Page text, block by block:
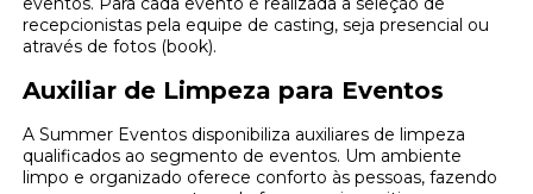
recepcionistas pela equipe de casting, seja presencial ou
através de fotos (book).
Auxiliar de Limpeza para Eventos
A Summer Eventos disponibiliza auxiliares de limpeza
qualificados ao segmento de eventos. Um ambiente
limpo e organizado oferece conforto às pessoas, fazendo